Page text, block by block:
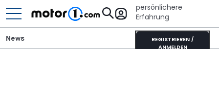
persönlichere
Erfahrung
REGISTRIEREN /
ANMELDEN
News